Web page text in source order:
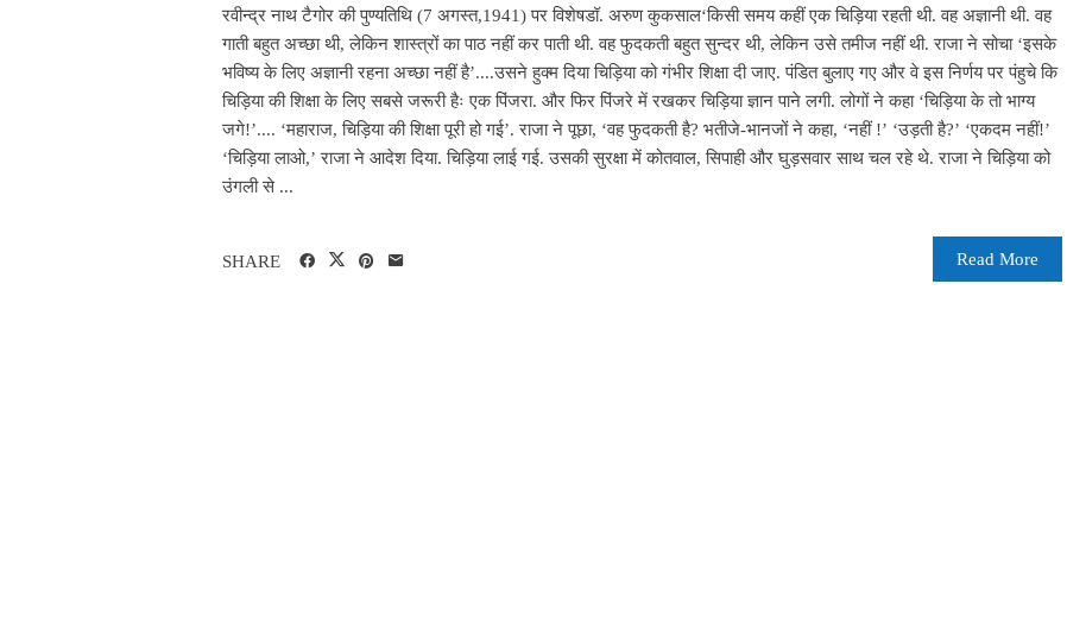
रवीन्द्र नाथ टैगोर की पुण्यतिथि (7 अगस्त,1941) पर विशेषडॉ. अरुण कुकसाल‘किसी समय कहीं एक चिड़िया रहती थी. वह अज्ञानी थी. वह
गाती बहुत अच्छा थी, लेकिन शास्त्रों का पाठ नहीं कर पाती थी. वह फुदकती बहुत सुन्दर थी, लेकिन उसे तमीज नहीं थी. राजा ने सोचा ‘इसके
भविष्य के लिए अज्ञानी रहना अच्छा नहीं है’....उसने हुक्म दिया चिड़िया को गंभीर शिक्षा दी जाए. पंडित बुलाए गए और वे इस निर्णय पर पंहुचे कि
चिड़िया की शिक्षा के लिए सबसे जरूरी हैः एक पिंजरा. और फिर पिंजरे में रखकर चिड़िया ज्ञान पाने लगी. लोगों ने कहा ‘चिड़िया के तो भाग्य
जगे!’.... ‘महाराज, चिड़िया की शिक्षा पूरी हो गई’. राजा ने पूछा, ‘वह फुदकती है? भतीजे-भानजों ने कहा, ‘नहीं !’ ‘उड़ती है?’ ‘एकदम नहीं!’
‘चिड़िया लाओ,’ राजा ने आदेश दिया. चिड़िया लाई गई. उसकी सुरक्षा में कोतवाल, सिपाही और घुड़सवार साथ चल रहे थे. राजा ने चिड़िया को
उंगली से ...
Read More
SHARE